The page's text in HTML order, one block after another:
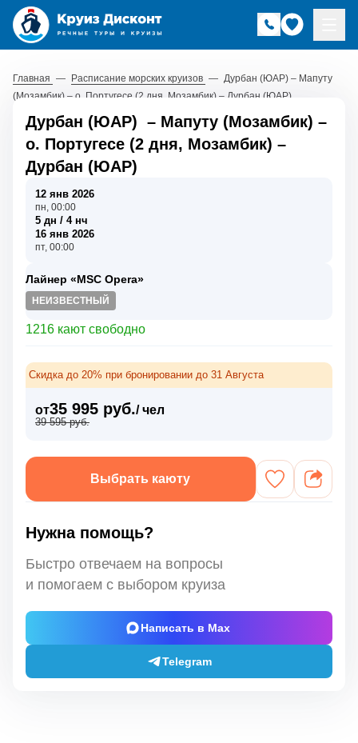
Главная — Расписание морских круизов — Дурбан (ЮАР) – Мапуту
(Мозамбик) – о. Португесе (2 дня, Мозамбик) – Дурбан (ЮАР)
Дурбан (ЮАР) – Мапуту (Мозамбик) –
о. Португесе (2 дня, Мозамбик) –
Дурбан (ЮАР)
12 янв 2026
пн, 00:00
5 дн / 4 нч
16 янв 2026
пт, 00:00
Лайнер «MSC Opera»
НЕИЗВЕСТНЫЙ
1216 кают свободно
Скидка до 20% при бронировании до 31 Августа
от35 995 руб./ чел
39 595 руб.
Выбрать каюту
Нужна помощь?
Быстро отвечаем на вопросы
и помогаем с выбором круиза
Написать в Max
Telegram